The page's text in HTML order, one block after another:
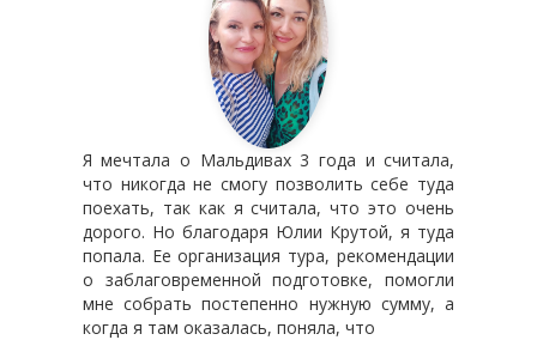
Я мечтала о Мальдивах 3 года и считала,
что никогда не смогу позволить себе туда
поехать, так как я считала, что это очень
дорого. Но благодаря Юлии Крутой, я туда
попала. Ее организация тура, рекомендации
о заблаговременной подготовке, помогли
мне собрать постепенно нужную сумму, а
когда я там оказалась, поняла, что